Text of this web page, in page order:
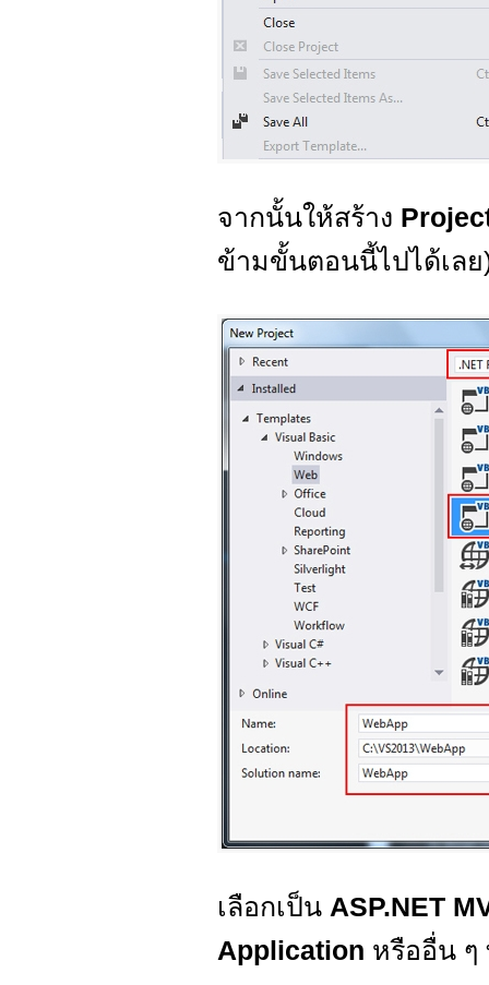
จากนั้นให้สร้าง
ข้ามขั้นตอนนี้ไปได้เลย
เลือกเป็น ASP.NET
Application หรืออื่น ๆ